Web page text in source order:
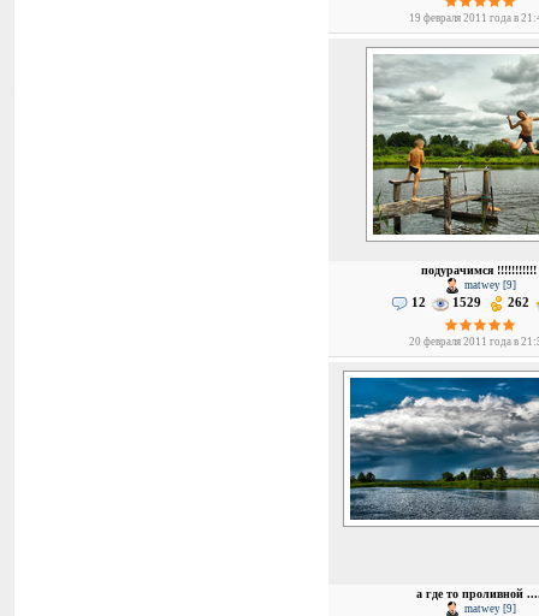
19 февраля 2011 года в
подурачимся !!!!!!!!!!!
matwey [9]
12 1529 262
20 февраля 2011 года в
а где то проливной
matwey [9]